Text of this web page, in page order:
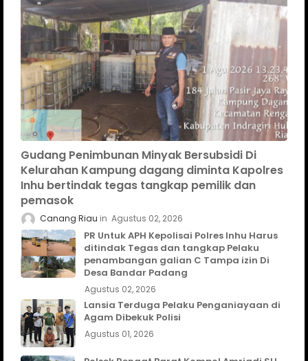
Gudang Penimbunan Minyak Bersubsidi Di
Kelurahan Kampung dagang diminta Kapolres
Inhu bertindak tegas tangkap pemilik dan
pemasok
Canang Riau Agustus 02, 2026
PR Untuk APH Kepolisai Polres Inhu Harus
ditindak Tegas dan tangkap Pelaku
penambangan galian C Tampa izin Di
Desa Bandar Padang
Agustus 02, 2026
Lansia Terduga Pelaku Penganiayaan di
Agam Dibekuk Polisi
Agustus 01, 2026